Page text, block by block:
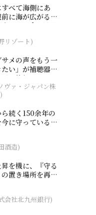
べて海側にあ
前に海が広がる
島ホテル by 星野
リゾート)
サメの声をもう一
い」が補聴器チ
ジの後押しに
ヴァ・ジャパン株
続く150余年の
に守っている濵
酒造)
を機に、『守る
置き場所を再検
会社北九州銀行)